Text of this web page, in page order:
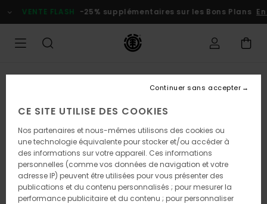
l'information
VENTE FLASH -25% supplémentaires sur les Bons Plans En
CE SITE UTILISE DES COOKIES
Nos partenaires et nous-mêmes utilisons des cookies ou
une technologie équivalente pour stocker et/ou accéder à
des informations sur votre appareil. Ces informations
personnelles (comme vos données de navigation et votre
adresse IP) peuvent être utilisées pour vous présenter des
publications et du contenu personnalisés ; pour mesurer la
performance publicitaire et du contenu ; pour personnaliser
Continuer sans accepter